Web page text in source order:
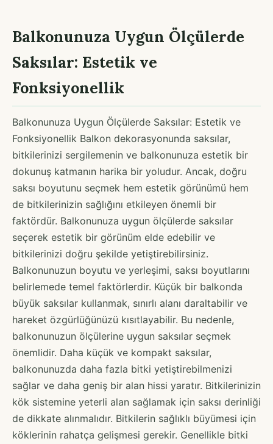
Balkonunuza Uygun Ölçülerde
Saksılar: Estetik ve
Fonksiyonellik
Balkonunuza Uygun Ölçülerde Saksılar: Estetik ve
Fonksiyonellik Balkon dekorasyonunda saksılar,
bitkilerinizi sergilemenin ve balkonunuza estetik bir
dokunuş katmanın harika bir yoludur. Ancak, doğru
saksı boyutunu seçmek hem estetik görünümü hem
de bitkilerinizin sağlığını etkileyen önemli bir
faktördür. Balkonunuza uygun ölçülerde saksılar
seçerek estetik bir görünüm elde edebilir ve
bitkilerinizi doğru şekilde yetiştirebilirsiniz.
Balkonunuzun boyutu ve yerleşimi, saksı boyutlarını
belirlemede temel faktörlerdir. Küçük bir balkonda
büyük saksılar kullanmak, sınırlı alanı daraltabilir ve
hareket özgürlüğünüzü kısıtlayabilir. Bu nedenle,
balkonunuzun ölçülerine uygun saksılar seçmek
önemlidir. Daha küçük ve kompakt saksılar,
balkonunuzda daha fazla bitki yetiştirebilmenizi
sağlar ve daha geniş bir alan hissi yaratır. Bitkilerinizin
kök sistemine yeterli alan sağlamak için saksı derinliği
de dikkate alınmalıdır. Bitkilerin sağlıklı büyümesi için
köklerinin rahatça gelişmesi gerekir. Genellikle bitki